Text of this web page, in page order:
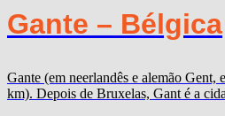
Gante – Bélgica
Gante (em neerlandês e alemão
km). Depois de Bruxelas, Gant é a